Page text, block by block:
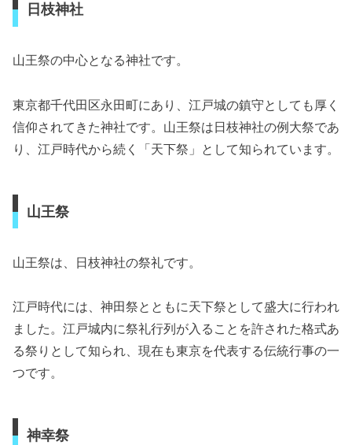
日枝神社
山王祭の中心となる神社です。
東京都千代田区永田町にあり、江戸城の鎮守としても厚く
信仰されてきた神社です。山王祭は日枝神社の例大祭であ
り、江戸時代から続く「天下祭」として知られています。
山王祭
山王祭は、日枝神社の祭礼です。
江戸時代には、神田祭とともに天下祭として盛大に行われ
ました。江戸城内に祭礼行列が入ることを許された格式あ
る祭りとして知られ、現在も東京を代表する伝統行事の一
つです。
神幸祭